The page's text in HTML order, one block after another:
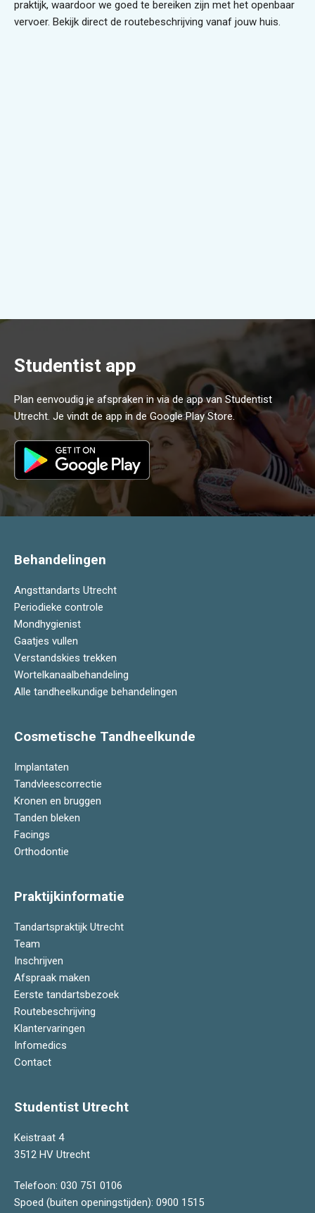
praktijk, waardoor we goed te bereiken zijn met het openbaar
vervoer. Bekijk direct de routebeschrijving vanaf jouw huis.
Studentist app
Plan eenvoudig je afspraken in via de app van Studentist
Utrecht. Je vindt de app in de Google Play Store.
Behandelingen
Angsttandarts Utrecht
Periodieke controle
Mondhygienist
Gaatjes vullen
Verstandskies trekken
Wortelkanaalbehandeling
Alle tandheelkundige behandelingen
Cosmetische Tandheelkunde
Implantaten
Tandvleescorrectie
Kronen en bruggen
Tanden bleken
Facings
Orthodontie
Praktijkinformatie
Tandartspraktijk Utrecht
Team
Inschrijven
Afspraak maken
Eerste tandartsbezoek
Routebeschrijving
Klantervaringen
Infomedics
Contact
Studentist Utrecht
Keistraat 4
3512 HV Utrecht
Telefoon: 030 751 0106
Spoed (buiten openingstijden): 0900 1515